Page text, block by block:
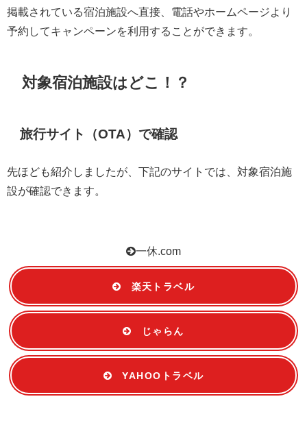
掲載されている宿泊施設へ直接、電話やホームページより
予約してキャンペーンを利用することができます。
対象宿泊施設はどこ！？
旅行サイト（OTA）で確認
先ほども紹介しましたが、下記のサイトでは、対象宿泊施
設が確認できます。
一休.com
楽天トラベル
じゃらん
YAHOOトラベル